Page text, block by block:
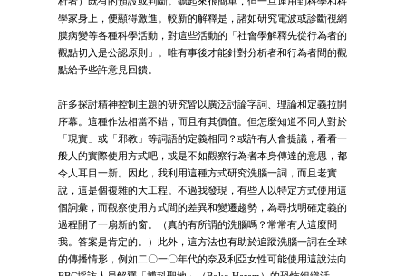
學家身上，便顯得激進。較新的解釋是，諸如研究電波或診斷視網
膜病變等各種科學活動，對這些活動的「社會學解釋先從行為者的
觀點切入是公認原則」。唯有事後才能針對分析者和行為者間的觀
點給予些許意見回饋。
許多探討精神控制主題的研究皆以廣泛討論字詞、理論和定義拉開
序幕。這種作法相當不錯，而且有其價值。但怎麼知道不同人對於
「現實」或「邪教」等詞語的定義相同？或許有人會提議，看看一
般人的實際使用方式吧，或是不如觀察行為者本身傳達的意思，都
令人耳目一新。因此，我利用這種方式研究洗腦一詞，而且老實
說，這是個複雜的大工程。不過我發現，有些人以特定方式使用這
個詞彙，而觀察使用方式間的差異和變遷趨勢，為尋找明確定義的
過程開了一扇新的窗。（真的有所謂的洗腦嗎？常常有人這麼問
我。答案是肯定的。）此外，這方法也有助於追蹤洗腦一詞在全球
的傳播情形，例如二〇一〇年代的奈及利亞女性可能使用這說法向